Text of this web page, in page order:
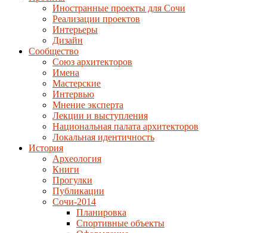
Иностранные проекты для Сочи
Реализации проектов
Интерьеры
Дизайн
Сообщество
Союз архитекторов
Имена
Мастерские
Интервью
Мнение эксперта
Лекции и выступления
Национальная палата архитекторов
Локальная идентичность
История
Археология
Книги
Прогулки
Публикации
Сочи-2014
Планировка
Спортивные объекты